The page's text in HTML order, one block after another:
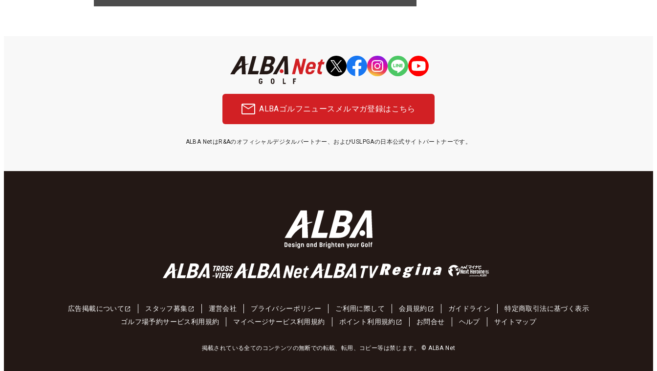
ALBAゴルフニュース メルマガ登録はこちら
ALBA NetはR&Aのオフィシャルデジタルパートナー、およびUSLPGAの日本公式サイトパートナーです。
広告掲載について スタッフ募集 運営会社 プライバシーポリシー ご利用に際して 会員規約 ガイドライン
特定商取引法に基づく表示
ゴルフ場予約サービス利用規約
マイページサービス利用規約 ポイント利用規約 お問合せ ヘルプ サイトマップ
掲載されている全てのコンテンツの無断での転載、転用、コピー等は禁じます。 © ALBA Net